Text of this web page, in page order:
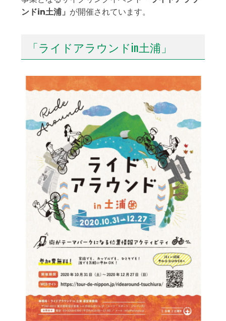
ンドin土浦」 が開催されています。
「ライドアラウンドin土浦」